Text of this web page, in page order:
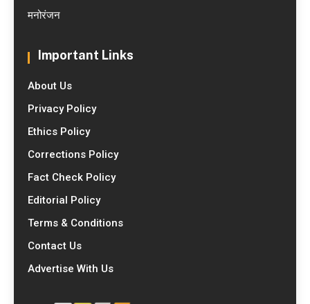
मनोरंजन
Important Links
About Us
Privacy Policy
Ethics Policy
Corrections Policy
Fact Check Policy
Editorial Policy
Terms & Conditions
Contact Us
Advertise With Us